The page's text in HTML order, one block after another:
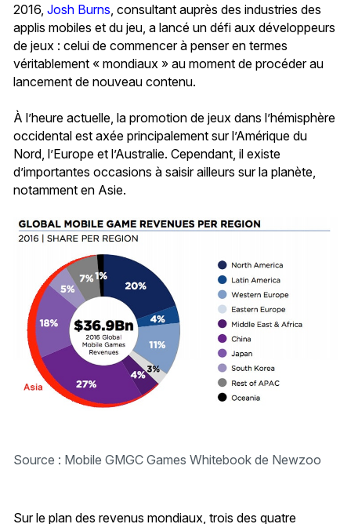
2016, Josh Burns, consultant auprès des industries des
applis mobiles et du jeu, a lancé un défi aux développeurs
de jeux : celui de commencer à penser en termes
véritablement « mondiaux » au moment de procéder au
lancement de nouveau contenu.
À l’heure actuelle, la promotion de jeux dans l’hémisphère
occidental est axée principalement sur l’Amérique du
Nord, l’Europe et l’Australie. Cependant, il existe
d’importantes occasions à saisir ailleurs sur la planète,
notamment en Asie.
Source : Mobile GMGC Games Whitebook de Newzoo
Sur le plan des revenus mondiaux, trois des quatre